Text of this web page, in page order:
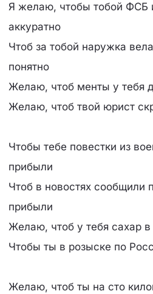
Я желаю, чтобы тобой ФСБ
аккуратно
Чтоб за тобой наружка
понятно
Желаю, чтоб менты у тебя
Желаю, чтоб твой юрист
Чтобы тебе повестки из
прибыли
Чтоб в новостях сообщили
прибыли
Желаю, чтоб у тебя сахар
Чтобы ты в розыске по
Желаю, чтоб ты на сто